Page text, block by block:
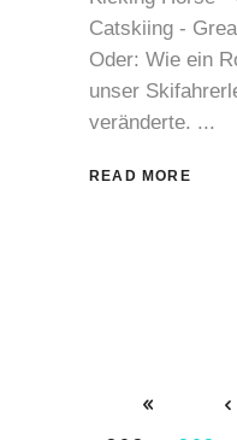
Catskiing -
Oder: Wie ein
unser
veränderte.
READ MORE